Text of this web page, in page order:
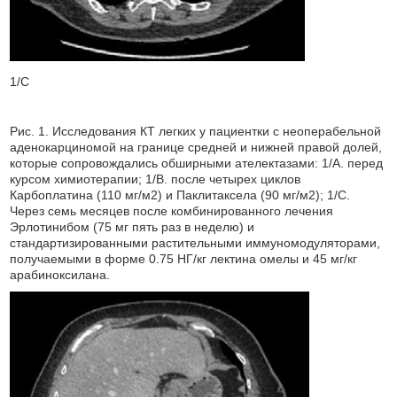
1/C
Рис. 1. Исследования КТ легких у пациентки с неоперабельной
аденокарциномой на границе средней и нижней правой долей,
которые сопровождались обширными ателектазами: 1/А. перед
курсом химиотерапии; 1/B. после четырех циклов
Карбоплатина (110 мг/м2) и Паклитаксела (90 мг/м2); 1/С.
Через семь месяцев после комбинированного лечения
Эрлотинибом (75 мг пять раз в неделю) и
стандартизированными растительными иммуномодуляторами,
получаемыми в форме 0.75 НГ/кг лектина омелы и 45 мг/кг
арабиноксилана.